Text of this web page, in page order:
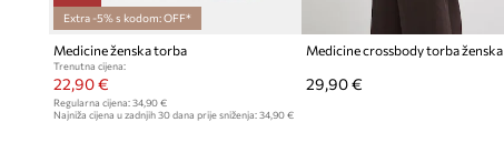
Extra -5% s kodom: OFF*
Medicine ženska torba
Trenutna cijena:
22,90 €
Regularna cijena: 34,90 €
Najniža cijena u zadnjih 30 dana prije sniženja: 34,90 €
Medicine crossbody torba ženska
29,90 €